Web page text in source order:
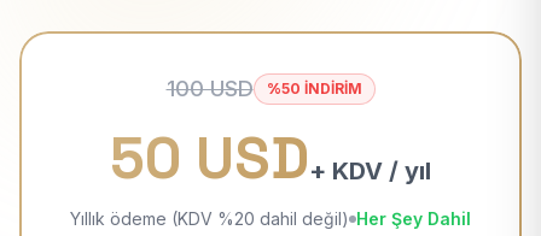
100 USD %50 İNDİRİM
50 USD+ KDV / yıl
Yıllık ödeme (KDV %20 dahil değil) Her Şey Dahil